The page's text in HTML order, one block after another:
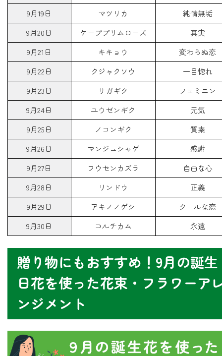
9月19日
マツリカ
純情無垢
9月20日
ケーププリムローズ
真実
9月21日
キキョウ
変わらぬ恋
9月22日
クジャクソウ
一目惚れ
9月23日
サガギク
フェミニン
9月24日
ユウゼンギク
元気
9月25日
ノコンギク
質素
9月26日
マンジュシャゲ
感謝
9月27日
フウセンカズラ
自由な心
9月28日
リンドウ
正義
9月29日
アキノノゲシ
クールな恋
9月30日
コルチカム 永遠
贈り物にもおすすめ！9月の誕生
日花を使った花束・フラワーア
ンジメント